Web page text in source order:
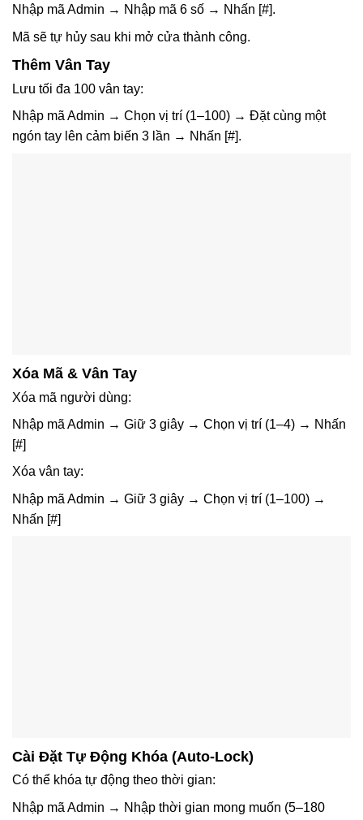
Nhập mã Admin → Nhập mã 6 số → Nhấn [#].
Mã sẽ tự hủy sau khi mở cửa thành công.
Thêm Vân Tay
Lưu tối đa 100 vân tay:
Nhập mã Admin → Chọn vị trí (1–100) → Đặt cùng một
ngón tay lên cảm biến 3 lần → Nhấn [#].
Xóa Mã & Vân Tay
Xóa mã người dùng:
Nhập mã Admin → Giữ 3 giây → Chọn vị trí (1–4) → Nhấn
[#]
Xóa vân tay:
Nhập mã Admin → Giữ 3 giây → Chọn vị trí (1–100) →
Nhấn [#]
Cài Đặt Tự Động Khóa (Auto-Lock)
Có thể khóa tự động theo thời gian:
Nhập mã Admin → Nhập thời gian mong muốn (5–180